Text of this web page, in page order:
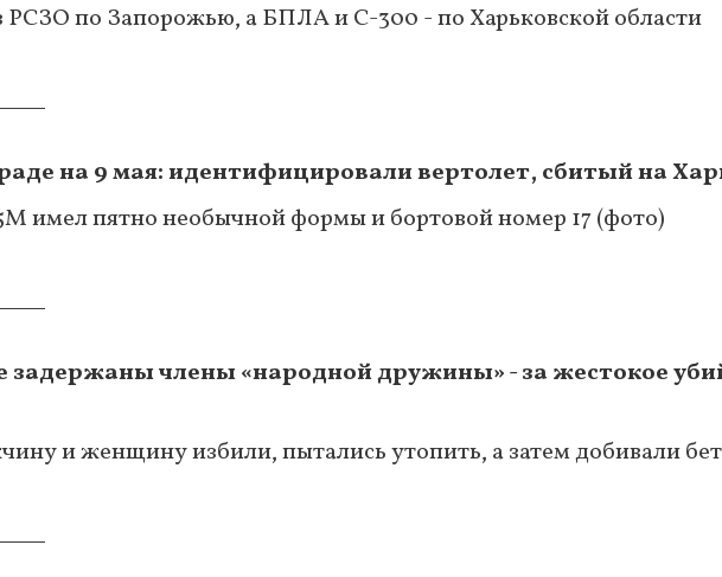
РСЗО по Запорожью, а БПЛА и С-300 - по Харьковской области
на 9 мая: идентифицировали вертолет, сбитый на
имел пятно необычной формы и бортовой номер 17 (фото)
члены «народной дружины» - за жестокое
и женщину избили, пытались утопить, а затем добивали